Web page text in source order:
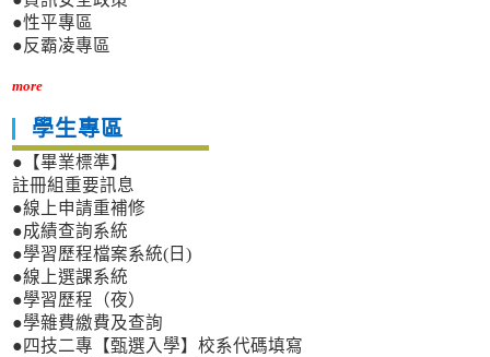
●性平專區
●反霸凌專區
more
學生專區
●【畢業標準】
註冊組重要訊息
●線上申請重補修
●成績查詢系統
●學習歷程檔案系統(日)
●線上選課系統
●學習歷程（夜）
●學雜費繳費及查詢
●四技二專【甄選入學】校系代碼填寫